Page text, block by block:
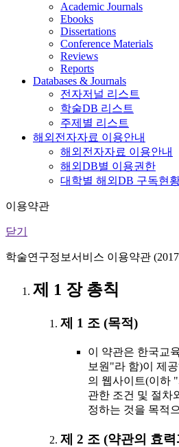
Academic Journals
Ebooks
Dissertations
Conference Materials
Reviews
Reports
Databases & Journals
전자저널 리스트
학술DB 리스트
주제별 리스트
해외전자자료 이용안내
해외전자자료 이용안내
해외DB별 이용권한
대학별 해외DB 구독현
이용약관
닫기
학술연구정보서비스 이용약관
제 1 장 총칙
제 1 조 (목적)
이 약관은 한국교
보원"라 함)이 제
의 웹사이트(이하
관한 조건 및 절차
정하는 것을 목적
제 2 조 (약관의 효